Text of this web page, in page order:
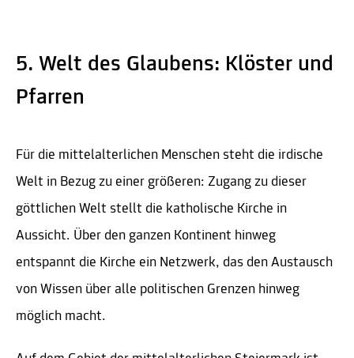
5. Welt des Glaubens: Klöster und
Pfarren
Für die mittelalterlichen Menschen steht die irdische
Welt in Bezug zu einer größeren: Zugang zu dieser
göttlichen Welt stellt die katholische Kirche in
Aussicht. Über den ganzen Kontinent hinweg
entspannt die Kirche ein Netzwerk, das den Austausch
von Wissen über alle politischen Grenzen hinweg
möglich macht.